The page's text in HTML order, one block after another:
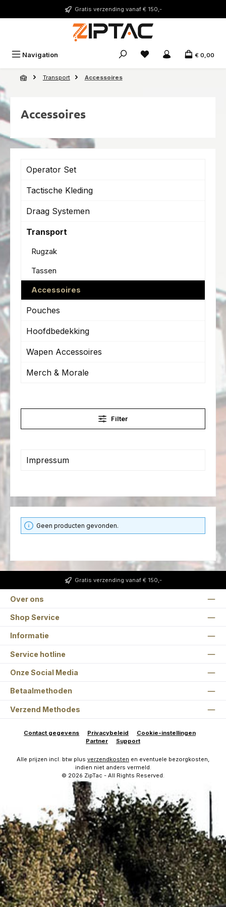
Ga naar de hoofdinhoudGratis verzending vanaf € 150,-
Navigation Je hebt 0 items op je
€ 0,00
Transport Accessoires
Accessoires
Operator Set
Tactische Kleding
Draag Systemen
Transport
Rugzak
Tassen
Accessoires
Pouches
Hoofdbedekking
Wapen Accessoires
Merch & Morale
Filter
Impressum
Geen producten gevonden.
Gratis verzending vanaf € 150,-
Over ons
Shop Service
Informatie
Service hotline
Onze Social Media
Betaalmethoden
Verzend Methodes
Contact gegevens Privacybeleid
Cookie-instellingen
Partner
Support
Alle prijzen incl. btw plus verzendkosten en eventuele bezorgkosten,
indien niet anders vermeld.
© 2026 ZipTac - All Rights Reserved.